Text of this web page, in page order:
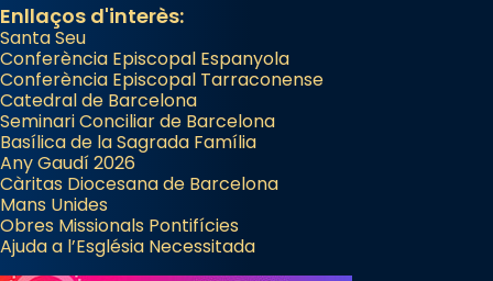
Enllaços d'interès:
Santa Seu
Conferència Episcopal Espanyola
Conferència Episcopal Tarraconense
Catedral de Barcelona
Seminari Conciliar de Barcelona
Basílica de la Sagrada Família
Any Gaudí 2026
Càritas Diocesana de Barcelona
Mans Unides
Obres Missionals Pontifícies
Ajuda a l’Església Necessitada